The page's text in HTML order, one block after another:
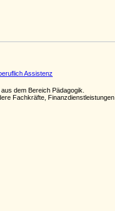
Assistenz
dem Bereich Pädagogik.
Fachkräfte, Finanzdienstleistungen